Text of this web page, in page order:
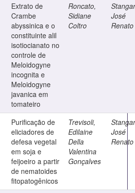
Extrato de
Crambe
abyssinica e o
constituinte alil
isotiocianato no
controle de
Meloidogyne
incognita e
Meloidogyne
javanica em
tomateiro
Roncato,
Sidiane
Coltro
José
Renato
Purificação de
eliciadores de
defesa vegetal
em soja e
feijoeiro a partir
de nematoides
fitopatogênicos
Trevisoli,
Edilaine
Della
Valentina
Gonçalves
José
Renato